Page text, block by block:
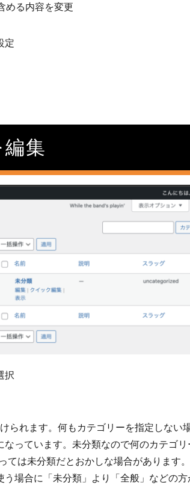
める内容を変更
定
集
択
られます。何もカテゴリーを指定しない
っています。未分類なので何のカテゴリ
ては未分類だとおかしな場合があります
場合に「未分類」より「全般」などの方